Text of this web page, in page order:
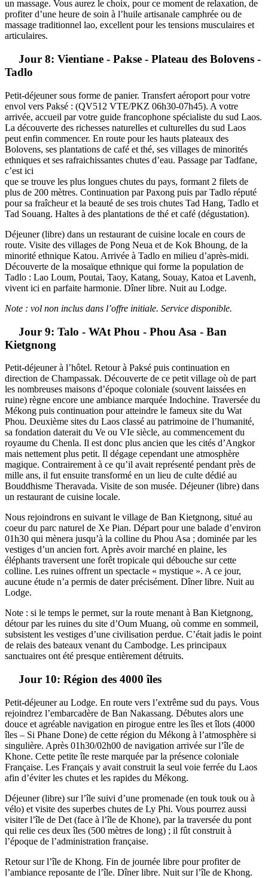
un massage. Vous aurez le choix, pour ce moment de relaxation, de
profiter d’une heure de soin à l’huile artisanale camphrée ou de
massage traditionnel lao, excellent pour les tensions musculaires et
articulaires.
Jour 8: Vientiane - Pakse - Plateau des Bolovens -
Tadlo
Petit-déjeuner sous forme de panier. Transfert aéroport pour votre
envol vers Paksé : (QV512 VTE/PKZ 06h30-07h45). A votre
arrivée, accueil par votre guide francophone spécialiste du sud Laos.
La découverte des richesses naturelles et culturelles du sud Laos
peut enfin commencer. En route pour les hauts plateaux des
Bolovens, ses plantations de café et thé, ses villages de minorités
ethniques et ses rafraichissantes chutes d’eau. Passage par Tadfane,
c’est ici
que se trouve les plus longues chutes du pays, formant 2 filets de
plus de 200 mètres. Continuation par Paxong puis par Tadlo réputé
pour sa fraîcheur et la beauté de ses trois chutes Tad Hang, Tadlo et
Tad Souang. Haltes à des plantations de thé et café (dégustation).
Déjeuner (libre) dans un restaurant de cuisine locale en cours de
route. Visite des villages de Pong Neua et de Kok Bhoung, de la
minorité ethnique Katou. Arrivée à Tadlo en milieu d’après-midi.
Découverte de la mosaïque ethnique qui forme la population de
Tadlo : Lao Loum, Poutai, Taoy, Katang, Souay, Katoa et Lavenh,
vivent ici en parfaite harmonie. Dîner libre. Nuit au Lodge.
Note : vol non inclus dans l’offre initiale. Service disponible.
Jour 9: Talo - WAt Phou - Phou Asa - Ban
Kietgnong
Petit-déjeuner à l’hôtel. Retour à Paksé puis continuation en
direction de Champassak. Découverte de ce petit village où de part
les nombreuses maisons d’époque coloniale (souvent laissées en
ruine) règne encore une ambiance marquée Indochine. Traversée du
Mékong puis continuation pour atteindre le fameux site du Wat
Phou. Deuxième sites du Laos classé au patrimoine de l’humanité,
sa fondation daterait du Ve ou VIe siècle, au commencement du
royaume du Chenla. Il est donc plus ancien que les cités d’Angkor
mais nettement plus petit. Il dégage cependant une atmosphère
magique. Contrairement à ce qu’il avait représenté pendant près de
mille ans, il fut ensuite transformé en un lieu de culte dédié au
Bouddhisme Theravada. Visite de son musée. Déjeuner (libre) dans
un restaurant de cuisine locale.
Nous rejoindrons en suivant le village de Ban Kietgnong, situé au
coeur du parc naturel de Xe Pian. Départ pour une balade d’environ
01h30 qui mènera jusqu’à la colline du Phou Asa ; dominée par les
vestiges d’un ancien fort. Après avoir marché en plaine, les
éléphants traversent une forêt tropicale qui débouche sur cette
colline. Les ruines offrent un spectacle « mystique ». A ce jour,
aucune étude n’a permis de dater précisément. Dîner libre. Nuit au
Lodge.
Note : si le temps le permet, sur la route menant à Ban Kietgnong,
détour par les ruines du site d’Oum Muang, où comme en sommeil,
subsistent les vestiges d’une civilisation perdue. C’était jadis le point
de relais des bateaux venant du Cambodge. Les principaux
sanctuaires ont été presque entièrement détruits.
Jour 10: Région des 4000 îles
Petit-déjeuner au Lodge. En route vers l’extrême sud du pays. Vous
rejoindrez l’embarcadère de Ban Nakassang. Débutes alors une
douce et agréable navigation en pirogue entre les îles et îlots (4000
îles – Si Phane Done) de cette région du Mékong à l’atmosphère si
singulière. Après 01h30/02h00 de navigation arrivée sur l’île de
Khone. Cette petite île reste marquée par la présence coloniale
Française. Les Français y avait construit la seul voie ferrée du Laos
afin d’éviter les chutes et les rapides du Mékong.
Déjeuner (libre) sur l’île suivi d’une promenade (en touk touk ou à
vélo) et visite des superbes chutes de Ly Phi. Vous pourrez aussi
visiter l’île de Det (face à l’île de Khone), par la traversée du pont
qui relie ces deux îles (500 mètres de long) ; il fût construit à
l’époque de l’administration française.
Retour sur l’île de Khong. Fin de journée libre pour profiter de
l’ambiance reposante de l’île. Dîner libre. Nuit sur l’île de Khong.